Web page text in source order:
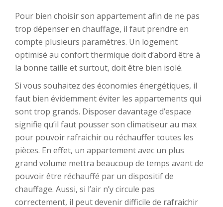
Pour bien choisir son appartement afin de ne pas
trop dépenser en chauffage, il faut prendre en
compte plusieurs paramètres. Un logement
optimisé au confort thermique doit d’abord être à
la bonne taille et surtout, doit être bien isolé.
Si vous souhaitez des économies énergétiques, il
faut bien évidemment éviter les appartements qui
sont trop grands. Disposer davantage d’espace
signifie qu’il faut pousser son climatiseur au max
pour pouvoir rafraichir ou réchauffer toutes les
pièces. En effet, un appartement avec un plus
grand volume mettra beaucoup de temps avant de
pouvoir être réchauffé par un dispositif de
chauffage. Aussi, si l’air n’y circule pas
correctement, il peut devenir difficile de rafraichir